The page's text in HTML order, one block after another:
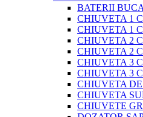
BATERII
CHIUVETA 1
CHIUVETA 1
CHIUVETA 2
CHIUVETA 2
CHIUVETA 3
CHIUVETA 3
CHIUVETA
CHIUVETA
CHIUVETE